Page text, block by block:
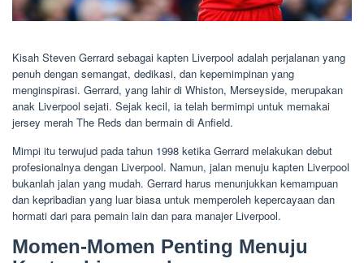
Kisah Steven Gerrard sebagai kapten Liverpool adalah perjalanan yang
penuh dengan semangat, dedikasi, dan kepemimpinan yang
menginspirasi. Gerrard, yang lahir di Whiston, Merseyside, merupakan
anak Liverpool sejati. Sejak kecil, ia telah bermimpi untuk memakai
jersey merah The Reds dan bermain di Anfield.
Mimpi itu terwujud pada tahun 1998 ketika Gerrard melakukan debut
profesionalnya dengan Liverpool. Namun, jalan menuju kapten Liverpool
bukanlah jalan yang mudah. Gerrard harus menunjukkan kemampuan
dan kepribadian yang luar biasa untuk memperoleh kepercayaan dan
hormati dari para pemain lain dan para manajer Liverpool.
Momen-Momen Penting Menuju